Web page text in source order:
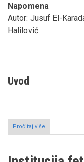
Napomena
Autor: Jusuf El-
Halilović.
Uvod
Pročitaj više
Fikhski